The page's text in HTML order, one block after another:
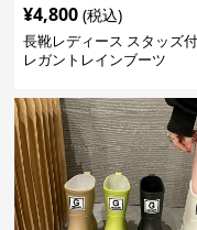
¥4,800 (税込)
長靴レディース スタッズ
レガントレインブーツ